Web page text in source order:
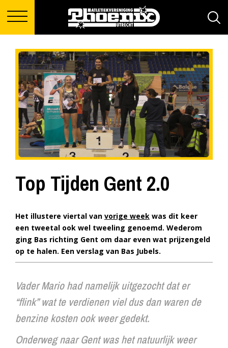
Top Tijden Gent 2.0
Het illustere viertal van vorige week was dit keer
een tweetal ook wel tweeling genoemd. Wederom
ging Bas richting Gent om daar even wat prijzengeld
op te halen. Een verslag van Bas Jubels.
Vader Mario had namelijk uitgezocht dat er
“flink” wat te verdienen viel dus dan waren de
benzine kosten ook weer gedekt.
Onderweg naar Gent was het natuurlijk weer